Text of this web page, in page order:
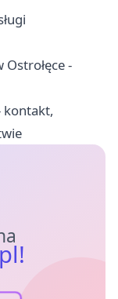
Ostrołęce -
kontakt,